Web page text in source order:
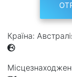
Країна: